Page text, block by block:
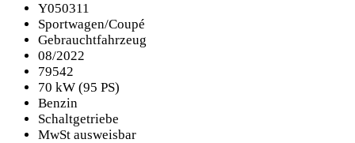
Y050311
Sportwagen/Coupé
Gebrauchtfahrzeug
08/2022
79542
70 kW (95 PS)
Benzin
Schaltgetriebe
MwSt ausweisbar